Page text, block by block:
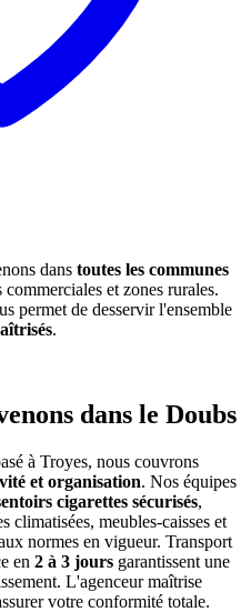
dans toutes les communes
et zones rurales.
permet de desservir l'ensemble
.
dans le Doubs
à Troyes, nous couvrons
et organisation. Nos équipes
cigarettes sécurisés,
climatisées, meubles-caisses et
normes en vigueur. Transport
en 2 à 3 jours garantissent une
L'agenceur maîtrise
votre conformité totale.